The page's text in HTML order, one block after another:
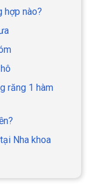
hợp nào?
răng 1 hàm
Nha khoa